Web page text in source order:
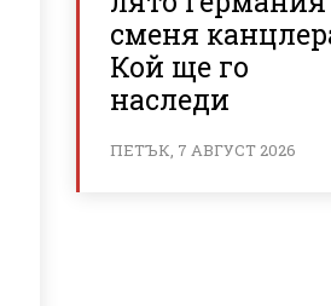
сменя
Кой ще го
наследи
ПЕТЪК, 7 АВГУСТ 2026